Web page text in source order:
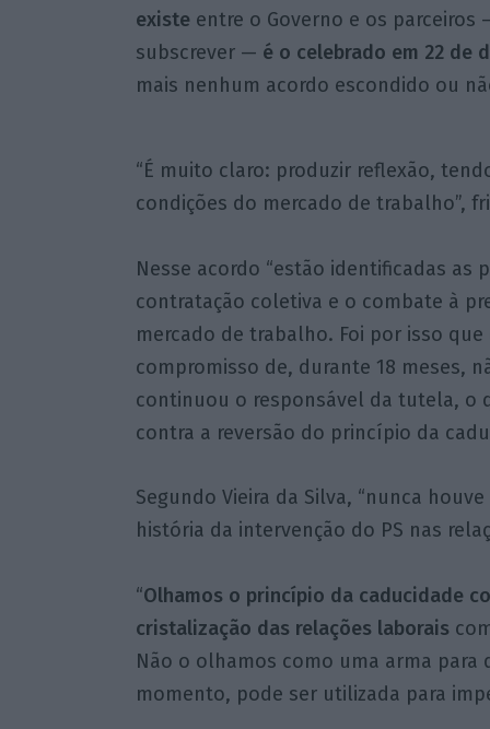
existe entre o Governo e os parceiros
subscrever — é o celebrado em 22 de
mais nenhum acordo escondido ou
“É muito claro: produzir reflexão,
condições do mercado de trabalho”,
Nesse acordo “estão identificadas as
contratação coletiva e o combate à
mercado de trabalho. Foi por isso
compromisso de, durante 18 meses,
continuou o responsável da tutela, o
contra a reversão do princípio da
Segundo Vieira da Silva, “nunca
história da intervenção do PS nas
“Olhamos o princípio da caducidade
cristalização das relações laborais
Não o olhamos como uma arma para
momento, pode ser utilizada para